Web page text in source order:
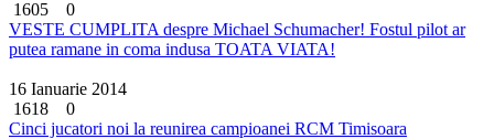
1605
0
VESTE CUMPLITA despre Michael Schumacher! Fostul pilot ar
putea ramane in coma indusa TOATA VIATA!
16 Ianuarie 2014
1618
0
Cinci jucatori noi la reunirea campioanei RCM Timisoara